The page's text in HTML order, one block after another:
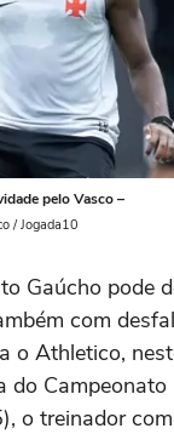
pelo Vasco –
/ Jogada10
Gaúcho pode
com
o Athletico,
do
o treinador